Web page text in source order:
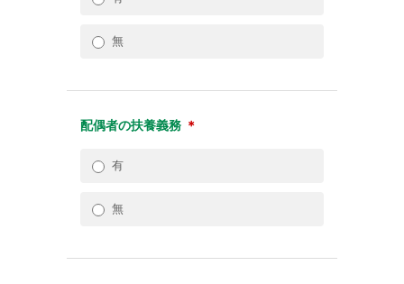
無
配偶者の扶養義務 ＊
有
無